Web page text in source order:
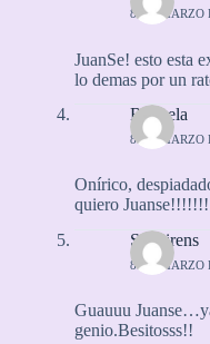
8 DE MARZO
JuanSe! esto esta
lo demas por un
Rayuela
8 DE MARZO
Onírico,
quiero
SeaSirens
8 DE MARZO
Guauuu
genio.Besitosss!!